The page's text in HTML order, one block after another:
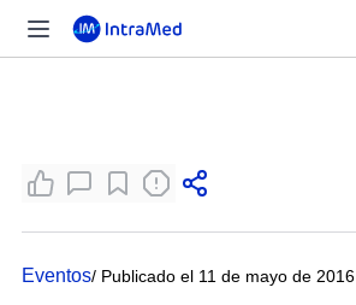
Eventos/ Publicado el 11 de mayo de 2016